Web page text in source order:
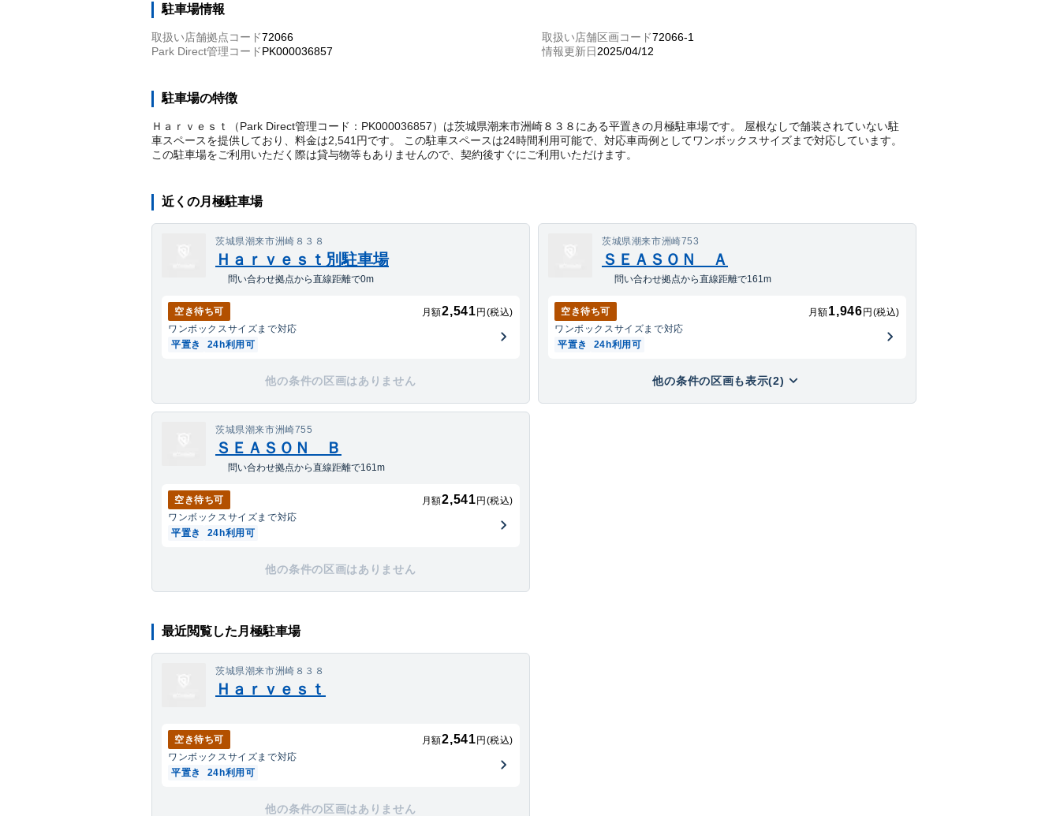
駐車場情報
取扱い店舗拠点コード72066 取扱い店舗区画コード72066-1
Park Direct管理コードPK000036857 情報更新日2025/04/12
駐車場の特徴
Ｈａｒｖｅｓｔ（Park Direct管理コード：PK000036857）は茨城県潮来市洲崎８３８にある平置きの月極駐車場です。 屋根なしで舗装されていない駐
車スペースを提供しており、料金は2,541円です。 この駐車スペースは24時間利用可能で、対応車両例としてワンボックスサイズまで対応しています。
この駐車場をご利用いただく際は貸与物等もありませんので、契約後すぐにご利用いただけます。
近くの月極駐車場
茨城県潮来市洲崎８３８
Ｈａｒｖｅｓｔ別駐車場
問い合わせ拠点から直線距離で0m
空き待ち可 月額2,541 円(税込)
ワンボックスサイズまで対応
平置き
24h利用可
他の条件の区画はありません
茨城県潮来市洲崎753
ＳＥＡＳＯＮ Ａ
問い合わせ拠点から直線距離で161m
空き待ち可 月額1,946 円(税込)
ワンボックスサイズまで対応
平置き
24h利用可
他の条件の区画も表示(2)
茨城県潮来市洲崎755
ＳＥＡＳＯＮ Ｂ
問い合わせ拠点から直線距離で161m
空き待ち可 月額2,541 円(税込)
ワンボックスサイズまで対応
平置き
24h利用可
他の条件の区画はありません
最近閲覧した月極駐車場
茨城県潮来市洲崎８３８
Ｈａｒｖｅｓｔ
空き待ち可 月額2,541 円(税込)
ワンボックスサイズまで対応
平置き
24h利用可
他の条件の区画はありません